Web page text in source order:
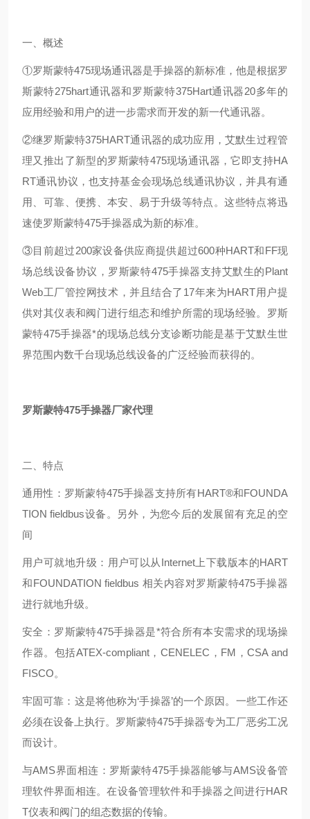
一、概述
①罗斯蒙特475现场通讯器是手操器的新标准，他是根据罗
斯蒙特275hart通讯器和罗斯蒙特375Hart通讯器20多年的
应用经验和用户的进一步需求而开发的新一代通讯器。
②继罗斯蒙特375HART通讯器的成功应用，艾默生过程管
理又推出了新型的罗斯蒙特475现场通讯器，它即支持HA
RT通讯协议，也支持基金会现场总线通讯协议，并具有通
用、可靠、便携、本安、易于升级等特点。这些特点将迅
速使罗斯蒙特475手操器成为新的标准。
③目前超过200家设备供应商提供超过600种HART和FF现
场总线设备协议，罗斯蒙特475手操器支持艾默生的Plant
Web工厂管控网技术，并且结合了17年来为HART用户提
供对其仪表和阀门进行组态和维护所需的现场经验。罗斯
蒙特475手操器*的现场总线分支诊断功能是基于艾默生世
界范围内数千台现场总线设备的广泛经验而获得的。
罗斯蒙特475手操器厂家代理
二、特点
通用性：罗斯蒙特475手操器支持所有HART®和FOUNDA
TION fieldbus设备。另外，为您今后的发展留有充足的空
间
用户可就地升级：用户可以从Internet上下载版本的HART
和FOUNDATION fieldbus 相关内容对罗斯蒙特475手操器
进行就地升级。
安全：罗斯蒙特475手操器是*符合所有本安需求的现场操
作器。包括ATEX-compliant，CENELEC，FM，CSA and
FISCO。
牢固可靠：这是将他称为‘手操器’的一个原因。一些工作还
必须在设备上执行。罗斯蒙特475手操器专为工厂恶劣工况
而设计。
与AMS界面相连：罗斯蒙特475手操器能够与AMS设备管
理软件界面相连。在设备管理软件和手操器之间进行HAR
T仪表和阀门的组态数据的传输。